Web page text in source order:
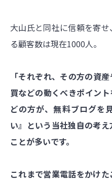
大山氏と同社に信頼を寄
る顧客数は現在1000人。
「それぞれ、その方の資
買などの動くべきポイン
どの方が、無料ブログを
い』という当社独自の考
ことが多いです。
これまで営業電話をかけ